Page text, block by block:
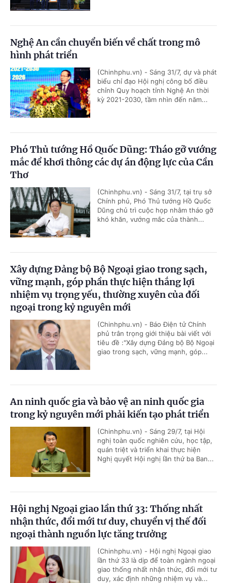
Nghệ An cần chuyển biến về chất trong mô
hình phát triển
(Chinhphu.vn) - Sáng 31/7, dự và phát
biểu chỉ đạo Hội nghị công bố điều
chỉnh Quy hoạch tỉnh Nghệ An thời
kỳ 2021-2030, tầm nhìn đến năm...
Phó Thủ tướng Hồ Quốc Dũng: Tháo gỡ vướng
mắc để khơi thông các dự án động lực của Cần
Thơ
(Chinhphu.vn) - Sáng 31/7, tại trụ sở
Chính phủ, Phó Thủ tướng Hồ Quốc
Dũng chủ trì cuộc họp nhằm tháo gỡ
khó khăn, vướng mắc của thành...
Xây dựng Đảng bộ Bộ Ngoại giao trong sạch,
vững mạnh, góp phần thực hiện thắng lợi
nhiệm vụ trọng yếu, thường xuyên của đối
ngoại trong kỷ nguyên mới
(Chinhphu.vn) - Báo Điện tử Chính
phủ trân trọng giới thiệu bài viết với
tiêu đề :"Xây dựng Đảng bộ Bộ Ngoại
giao trong sạch, vững mạnh, góp...
An ninh quốc gia và bảo vệ an ninh quốc gia
trong kỷ nguyên mới phải kiến tạo phát triển
(Chinhphu.vn) - Sáng 29/7, tại Hội
nghị toàn quốc nghiên cứu, học tập,
quán triệt và triển khai thực hiện
Nghị quyết Hội nghị lần thứ ba Ban...
Hội nghị Ngoại giao lần thứ 33: Thống nhất
nhận thức, đổi mới tư duy, chuyển vị thế đối
ngoại thành nguồn lực tăng trưởng
(Chinhphu.vn) - Hội nghị Ngoại giao
lần thứ 33 là dịp để toàn ngành ngoại
giao thống nhất nhận thức, đổi mới tư
duy, xác định những nhiệm vụ và...